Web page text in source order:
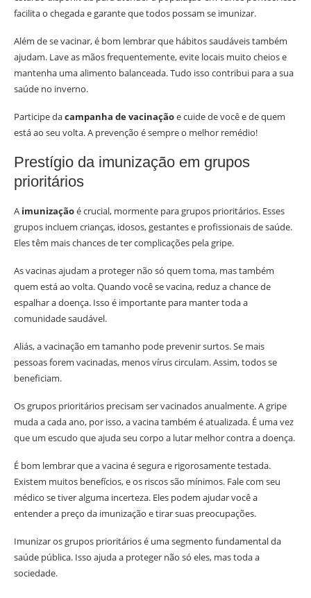
facilita o chegada e garante que todos possam se imunizar.
Além de se vacinar, é bom lembrar que hábitos saudáveis também
ajudam. Lave as mãos frequentemente, evite locais muito cheios e
mantenha uma alimento balanceada. Tudo isso contribui para a sua
saúde no inverno.
Participe dacampanha de vacinaçãoe cuide de você e de quem
está ao seu volta. A prevenção é sempre o melhor remédio!
Prestígio da imunização em grupos
prioritários
A imunizaçãoé crucial, mormente para grupos prioritários. Esses
grupos incluem crianças, idosos, gestantes e profissionais de saúde.
Eles têm mais chances de ter complicações pela gripe.
As vacinas ajudam a proteger não só quem toma, mas também
quem está ao volta. Quando você se vacina, reduz a chance de
espalhar a doença. Isso é importante para manter toda a
comunidade saudável.
Aliás, a vacinação em tamanho pode prevenir surtos. Se mais
pessoas forem vacinadas, menos vírus circulam. Assim, todos se
beneficiam.
Os grupos prioritários precisam ser vacinados anualmente. A gripe
muda a cada ano, por isso, a vacina também é atualizada. É uma vez
que um escudo que ajuda seu corpo a lutar melhor contra a doença.
É bom lembrar que a vacina é segura e rigorosamente testada.
Existem muitos benefícios, e os riscos são mínimos. Fale com seu
médico se tiver alguma incerteza. Eles podem ajudar você a
entender a preço da imunização e tirar suas preocupações.
Imunizar os grupos prioritários é uma segmento fundamental da
saúde pública. Isso ajuda a proteger não só eles, mas toda a
sociedade.